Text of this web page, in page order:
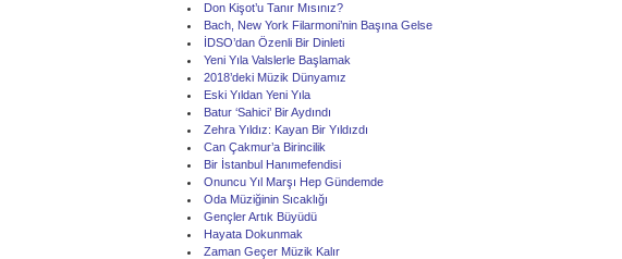
Don Kişot’u Tanır Mısınız?
Bach, New York Filarmoni’nin Başına Gelse
İDSO’dan Özenli Bir Dinleti
Yeni Yıla Valslerle Başlamak
2018’deki Müzik Dünyamız
Eski Yıldan Yeni Yıla
Batur ‘Sahici’ Bir Aydındı
Zehra Yıldız: Kayan Bir Yıldızdı
Can Çakmur’a Birincilik
Bir İstanbul Hanımefendisi
Onuncu Yıl Marşı Hep Gündemde
Oda Müziğinin Sıcaklığı
Gençler Artık Büyüdü
Hayata Dokunmak
Zaman Geçer Müzik Kalır